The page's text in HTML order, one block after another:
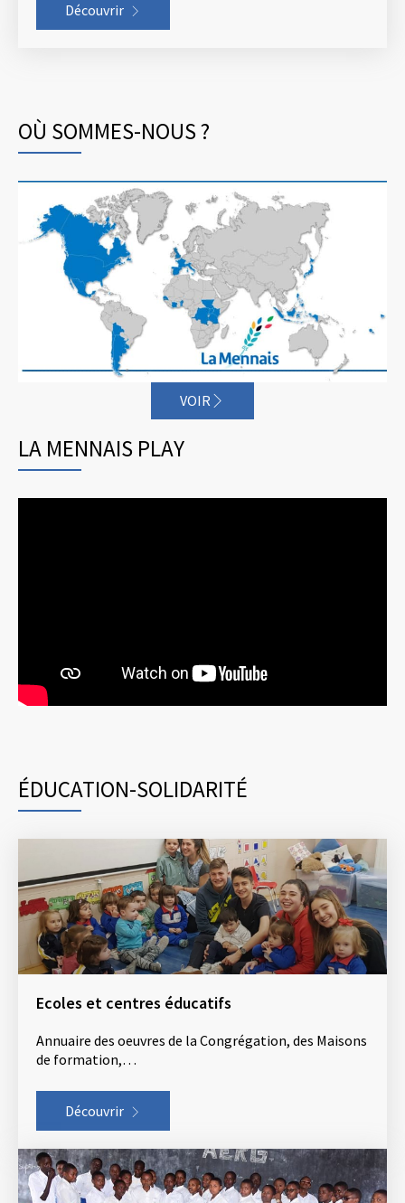
Découvrir
OÙ SOMMES-NOUS ?
VOIR
LA MENNAIS PLAY
ÉDUCATION-SOLIDARITÉ
Ecoles et centres éducatifs
Annuaire des oeuvres de la Congrégation, des Maisons
de formation,…
Découvrir